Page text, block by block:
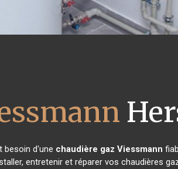
besoin d'une chaudière gaz Viessmann
entretenir et réparer vos chaudières